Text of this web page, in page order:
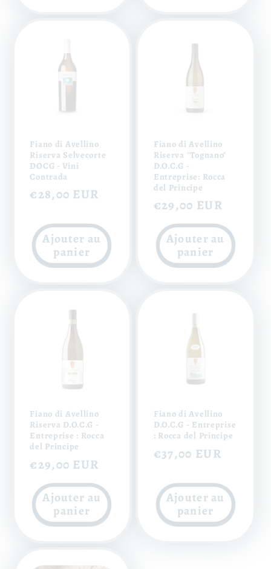
Fiano di Avellino
Riserva Selvecorte
DOCG - Vini
Contrada
Prix
€28,00 EUR
Ajouter au
panier
Fiano di Avellino
Riserva "Tognano"
D.O.C.G -
Entreprise: Rocca
del Principe
Prix
habituel
€29,00 EUR
Ajouter au
panier
Fiano di Avellino
Riserva D.O.C.G -
Entreprise : Rocca
del Principe
Prix
habituel
€29,00 EUR
Ajouter au
panier
Fiano di Avellino
D.O.C.G - Entreprise
: Rocca del Principe
Prix
€37,00 EUR
Ajouter au
panier